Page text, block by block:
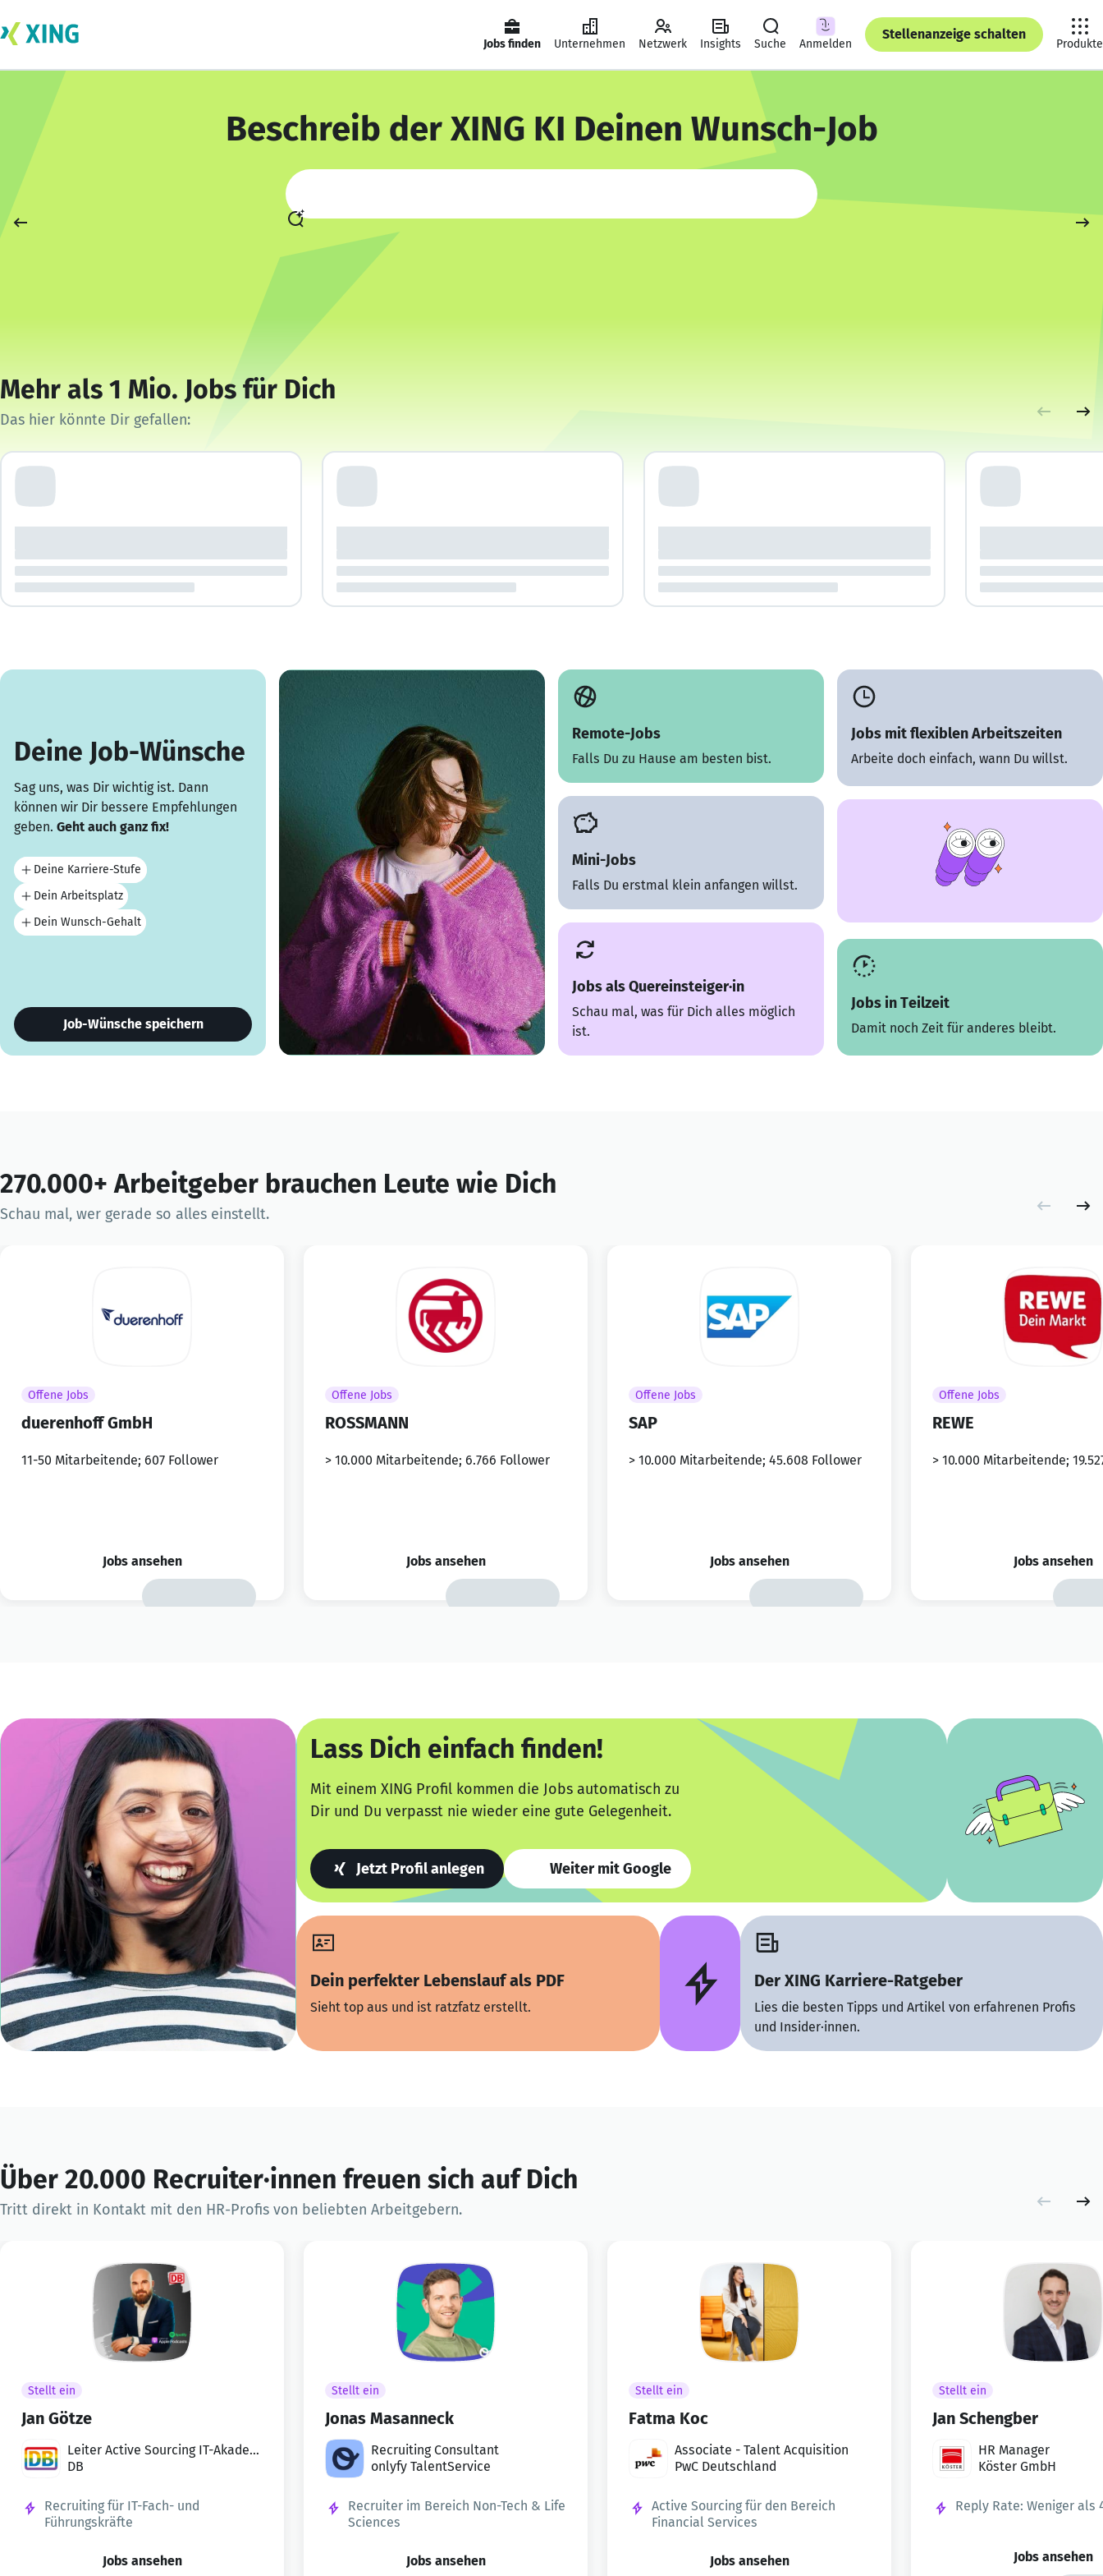
Jobs finden Unternehmen Netzwerk Insights Suche Anmelden
Stellenanzeige schalten
Produkte
Beschreib der XING KI Deinen Wunsch-Job
Mehr als 1 Mio. Jobs für Dich
Das hier könnte Dir gefallen:
Deine Job-Wünsche
Sag uns, was Dir wichtig ist. Dann
können wir Dir bessere Empfehlungen
geben. Geht auch ganz fix!
Deine Karriere-Stufe
Dein Arbeitsplatz
Dein Wunsch-Gehalt
Job-Wünsche speichern
Remote-Jobs
Falls Du zu Hause am besten bist.
Mini-Jobs
Falls Du erstmal klein anfangen willst.
Jobs als Quereinsteiger·in
Schau mal, was für Dich alles möglich
ist.
Jobs mit flexiblen Arbeitszeiten
Arbeite doch einfach, wann Du willst.
Jobs in Teilzeit
Damit noch Zeit für anderes bleibt.
270.000+ Arbeitgeber brauchen Leute wie Dich
Schau mal, wer gerade so alles einstellt.
Offene Jobs
duerenhoff GmbH
11-50 Mitarbeitende; 607 Follower
Jobs ansehen
Offene Jobs
ROSSMANN
> 10.000 Mitarbeitende; 6.766 Follower
Jobs ansehen
Offene Jobs
SAP
> 10.000 Mitarbeitende; 45.608 Follower
Jobs ansehen
Offene Jobs
REWE
> 10.000 Mitarbeitende;
Jobs ansehen
Lass Dich einfach finden!
Mit einem XING Profil kommen die Jobs automatisch zu
Dir und Du verpasst nie wieder eine gute Gelegenheit.
Jetzt Profil anlegen Weiter mit Google
Dein perfekter Lebenslauf als PDF
Sieht top aus und ist ratzfatz erstellt.
Der XING Karriere-Ratgeber
Lies die besten Tipps und Artikel von erfahrenen Profis
und Insider·innen.
Über 20.000 Recruiter·innen freuen sich auf Dich
Tritt direkt in Kontakt mit den HR-Profis von beliebten Arbeitgebern.
Stellt ein
Jan Götze
Leiter Active Sourcing IT-Akadem
iker·innen
DB
Recruiting für IT-Fach- und
Führungskräfte
Jobs ansehen
Stellt ein
Jonas Masanneck
Recruiting Consultant
onlyfy TalentService
Recruiter im Bereich Non-Tech & Life
Sciences
Jobs ansehen
Stellt ein
Fatma Koc
Associate - Talent Acquisition
PwC Deutschland
Active Sourcing für den Bereich
Financial Services
Jobs ansehen
Stellt ein
Jan Schengber
HR Manager
Köster GmbH
Reply Rate: Weniger als
Jobs ansehen